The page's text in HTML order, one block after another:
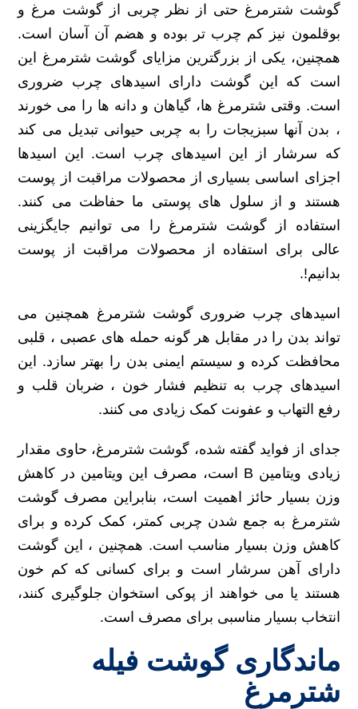
گوشت شترمرغ حتی از نظر چربی از گوشت مرغ و
بوقلمون نیز کم چرب تر بوده و هضم آن آسان است.
همچنین، یکی از بزرگترین مزایای گوشت شترمرغ این
است که این گوشت دارای اسیدهای چرب ضروری
است. وقتی شترمرغ ها، گیاهان و دانه ها را می خورند
، بدن آنها سبزیجات را به چربی حیوانی تبدیل می کند
که سرشار از این اسیدهای چرب است. این اسیدها
اجزای اساسی بسیاری از محصولات مراقبت از پوست
هستند و از سلول های پوستی ما حفاظت می کنند.
استفاده از گوشت شترمرغ را می توانیم جایگزینی
عالی برای استفاده از محصولات مراقبت از پوست
بدانیم!.
اسیدهای چرب ضروری گوشت شترمرغ همچنین می
تواند بدن را در مقابل هر گونه حمله های عصبی ، قلبی
محافظت کرده و سیستم ایمنی بدن را بهتر سازد. این
اسیدهای چرب به تنظیم فشار خون ، ضربان قلب و
رفع التهاب و عفونت کمک زیادی می کنند.
جدای از فواید گفته شده، گوشت شترمرغ، حاوی مقدار
زیادی ویتامین B است، مصرف این ویتامین در کاهش
وزن بسیار حائز اهمیت است، بنابراین مصرف گوشت
شترمرغ به جمع شدن چربی کمتر، کمک کرده و برای
کاهش وزن بسیار مناسب است. همچنین ، این گوشت
دارای آهن سرشار است و برای کسانی که کم خون
هستند یا می خواهند از پوکی استخوان جلوگیری کنند،
انتخاب بسیار مناسبی برای مصرف است.
ماندگاری گوشت فیله
شترمرغ